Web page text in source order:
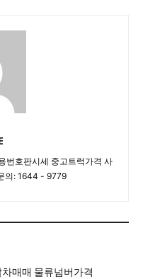
번호판시세 중고트럭가격 사
의: 1644 - 9779
매매 물류넘버가격